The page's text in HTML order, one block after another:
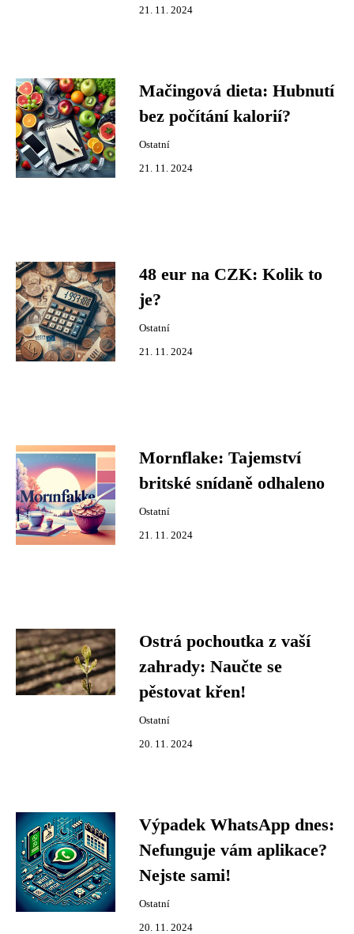
21. 11. 2024
Mačingová dieta: Hubnutí
bez počítání kalorií?
Ostatní
21. 11. 2024
48 eur na CZK: Kolik to
je?
Ostatní
21. 11. 2024
Mornflake: Tajemství
britské snídaně odhaleno
Ostatní
21. 11. 2024
Ostrá pochoutka z vaší
zahrady: Naučte se
pěstovat křen!
Ostatní
20. 11. 2024
Výpadek WhatsApp dnes:
Nefunguje vám aplikace?
Nejste sami!
Ostatní
20. 11. 2024